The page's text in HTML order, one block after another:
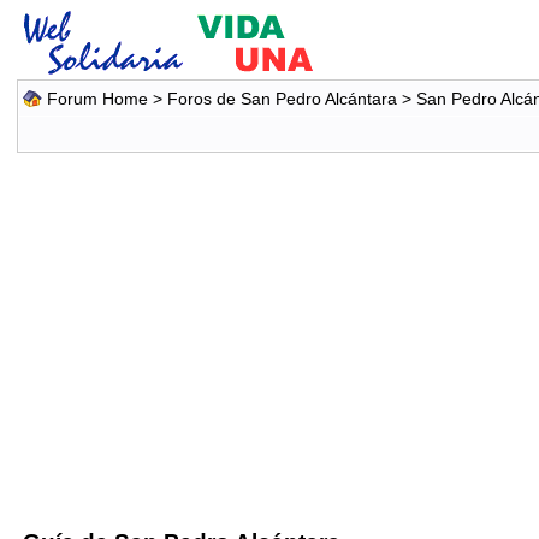
Forum Home> Foros de San Pedro Alcántara > San Pedro